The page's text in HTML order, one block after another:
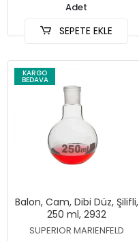
Adet
SEPETE EKLE
KARGO
BEDAVA
Balon, Cam, Dibi Düz, Şilifli,
250 ml, 2932
SUPERIOR MARIENFELD